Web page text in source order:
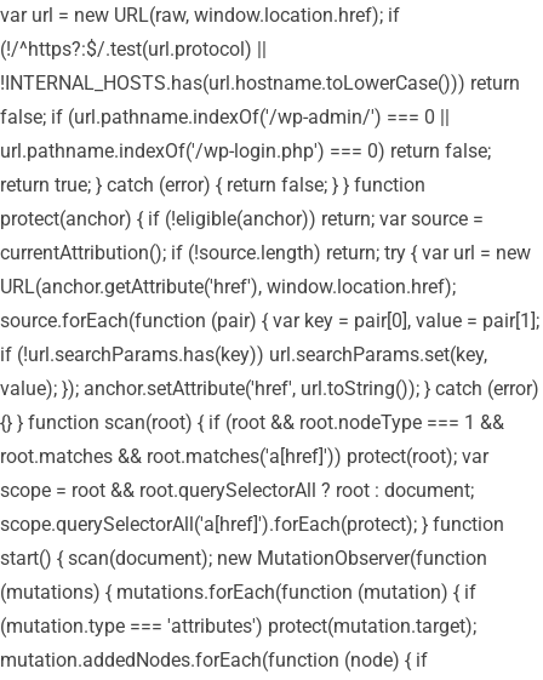
var url = new URL(raw, window.location.href); if
(!/^https?:$/.test(url.protocol) ||
!INTERNAL_HOSTS.has(url.hostname.toLowerCase())) return
false; if (url.pathname.indexOf('/wp-admin/') === 0 ||
url.pathname.indexOf('/wp-login.php') === 0) return false;
return true; } catch (error) { return false; } } function
protect(anchor) { if (!eligible(anchor)) return; var source =
currentAttribution(); if (!source.length) return; try { var url = new
URL(anchor.getAttribute('href'), window.location.href);
source.forEach(function (pair) { var key = pair[0], value = pair[1];
if (!url.searchParams.has(key)) url.searchParams.set(key,
value); }); anchor.setAttribute('href', url.toString()); } catch (error)
{} } function scan(root) { if (root && root.nodeType === 1 &&
root.matches && root.matches('a[href]')) protect(root); var
scope = root && root.querySelectorAll ? root : document;
scope.querySelectorAll('a[href]').forEach(protect); } function
start() { scan(document); new MutationObserver(function
(mutations) { mutations.forEach(function (mutation) { if
(mutation.type === 'attributes') protect(mutation.target);
mutation.addedNodes.forEach(function (node) { if